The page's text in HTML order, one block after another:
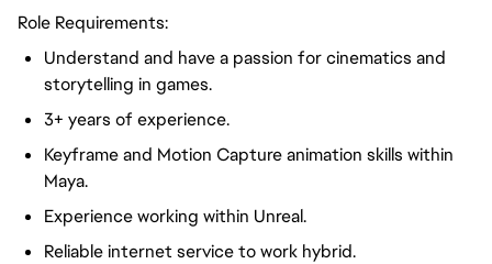
Role Requirements:
Understand and havea passion forcinematics and
storytelling in games.
3+ years of experience.
Keyframe and Motion Capture animation skills within
Maya.
Experience working within Unreal.
Reliable internet service to work hybrid.